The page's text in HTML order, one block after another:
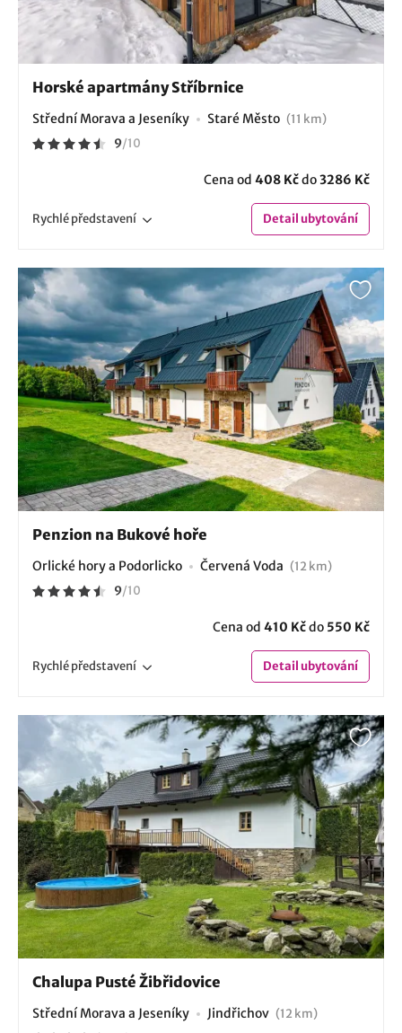
Horské apartmány Stříbrnice
Střední Morava a Jeseníky Staré Město (11 km)
9/10
Cena od 408 Kčdo3286 Kč
Rychlépředstavení Detailubytování
Penzion na Bukové hoře
Orlické hory a Podorlicko Červená Voda (12 km)
9/10
Cena od 410 Kčdo 550 Kč
Rychlépředstavení Detailubytování
Chalupa Pusté Žibřidovice
Střední Morava a Jeseníky Jindřichov (12 km)